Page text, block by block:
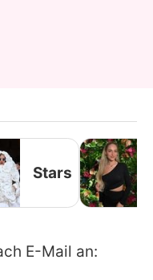
Stars
E-Mail an: